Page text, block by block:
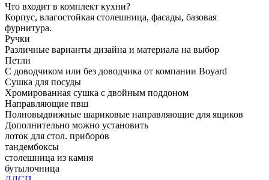
Что входит в комплект кухни?
Корпус, влагостойкая столешница, фасады, базовая
фурнитура.
Ручки
Различные варианты дизайна и материала на выбор
Петли
С доводчиком или без доводчика от компании Boyard
Сушка для посуды
Хромированная сушка с двойным поддоном
Направляющие пвш
Полновыдвижные шариковые направляющие для ящиков
Дополнительно можно установить
лоток для стол. приборов
тандембоксы
столешница из камня
бутылочница